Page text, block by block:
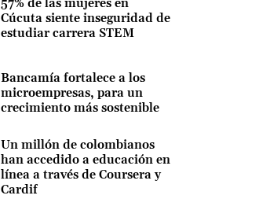
57% de las mujeres en
Cúcuta siente inseguridad de
estudiar carrera STEM
Bancamía fortalece a los
microempresas, para un
crecimiento más sostenible
Un millón de colombianos
han accedido a educación en
línea a través de Coursera y
Cardif